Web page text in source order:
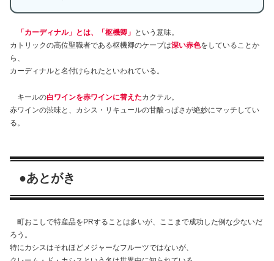
「カーディナル」とは、「枢機卿」 という意味。
カトリックの高位聖職者である枢機卿のケープは深い赤色をしていることか
ら、
カーディナルと名付けられたといわれている。
キールの白ワインを赤ワインに替えたカクテル。
赤ワインの渋味と、カシス・リキュールの甘酸っぱさが絶妙にマッチしてい
る。
●あとがき
町おこしで特産品をPRすることは多いが、ここまで成功した例な少ないだ
ろう。
特にカシスはそれほどメジャーなフルーツではないが、